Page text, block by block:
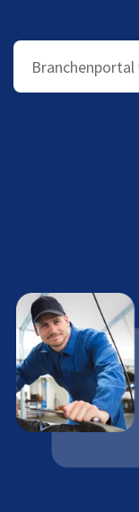
Branchenportal